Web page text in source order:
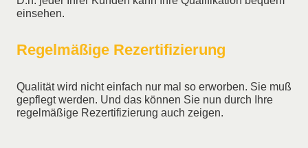
einsehen.
Regelmäßige Rezertifizierung
Qualität wird nicht einfach nur mal so erworben. Sie muß
gepflegt werden. Und das können Sie nun durch Ihre
regelmäßige Rezertifizierung auch zeigen.